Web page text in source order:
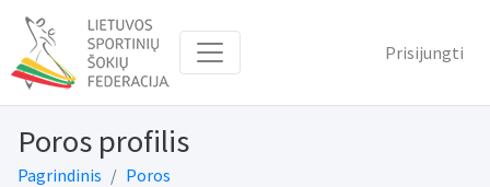
Prisijungti
Poros profilis
Pagrindinis
Poros